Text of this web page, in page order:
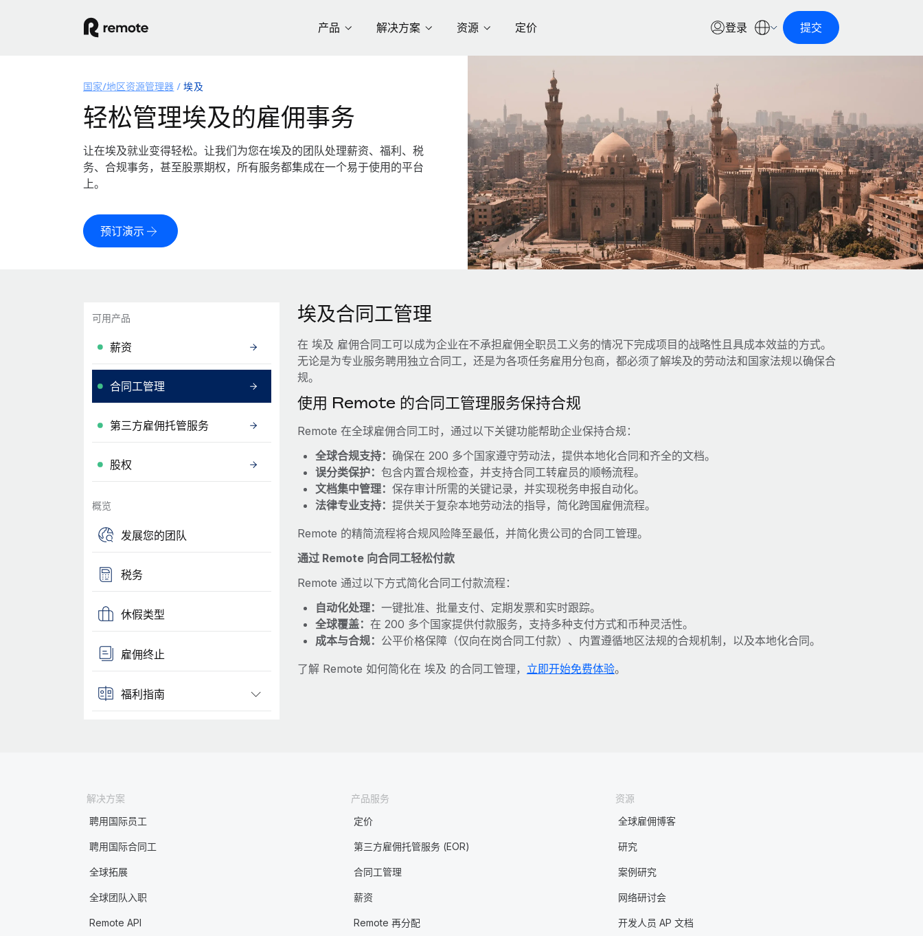
产品 解决方案 资源 定价 登录 提交
国家/地区资源管理器 埃及
轻松管理埃及的雇佣事务
让在埃及就业变得轻松。让我们为您在埃及的团队处理薪资、福利、税
务、合规事务，甚至股票期权，所有服务都集成在一个易于使用的平台
上。
预订演示
可用产品
薪资
合同工管理
第三方雇佣托管服务
股权
概览
发展您的团队
税务
休假类型
雇佣终止
福利指南
埃及合同工管理
在 埃及 雇佣合同工可以成为企业在不承担雇佣全职员工义务的情况下完成项目的战略性且具成本效益的方式。
无论是为专业服务聘用独立合同工，还是为各项任务雇用分包商，都必须了解埃及的劳动法和国家法规以确保合
规。
使用 Remote 的合同工管理服务保持合规
Remote 在全球雇佣合同工时，通过以下关键功能帮助企业保持合规：
全球合规支持： 确保在 200 多个国家遵守劳动法，提供本地化合同和齐全的文档。
误分类保护： 包含内置合规检查，并支持合同工转雇员的顺畅流程。
文档集中管理： 保存审计所需的关键记录，并实现税务申报自动化。
法律专业支持： 提供关于复杂本地劳动法的指导，简化跨国雇佣流程。
Remote 的精简流程将合规风险降至最低，并简化贵公司的合同工管理。
通过 Remote 向合同工轻松付款
Remote 通过以下方式简化合同工付款流程：
自动化处理： 一键批准、批量支付、定期发票和实时跟踪。
全球覆盖： 在 200 多个国家提供付款服务，支持多种支付方式和币种灵活性。
成本与合规： 公平价格保障（仅向在岗合同工付款）、内置遵循地区法规的合规机制，以及本地化合同。
了解 Remote 如何简化在 埃及 的合同工管理， 立即开始免费体验。
解决方案
聘用国际员工
聘用国际合同工
全球拓展
全球团队入职
Remote API
产品服务
定价
第三方雇佣托管服务 (EOR)
合同工管理
薪资
Remote 再分配
资源
全球雇佣博客
研究
案例研究
网络研讨会
开发人员 AP 文档